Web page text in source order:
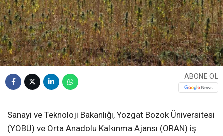
ABONE OL
Sanayi ve Teknoloji Bakanlığı, Yozgat Bozok Üniversitesi
(YOBÜ) ve Orta Anadolu Kalkınma Ajansı (ORAN) iş